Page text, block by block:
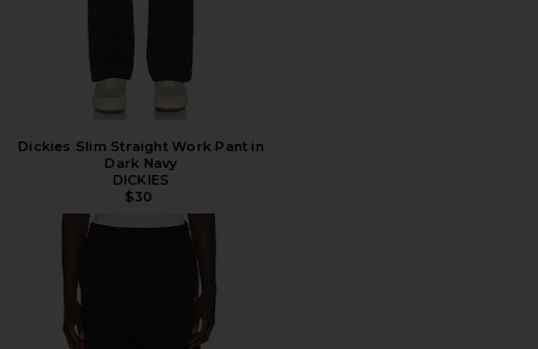
Dickies Slim Straight Work Pant in
Dark Navy
DICKIES
$30